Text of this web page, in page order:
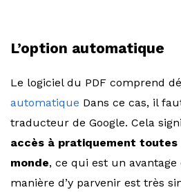
L’option automatique
Le logiciel du PDF comprend
automatique Dans ce cas, il
traducteur de Google. Cela
accès à pratiquement toutes
monde, ce qui est un avantage
manière d’y parvenir est très